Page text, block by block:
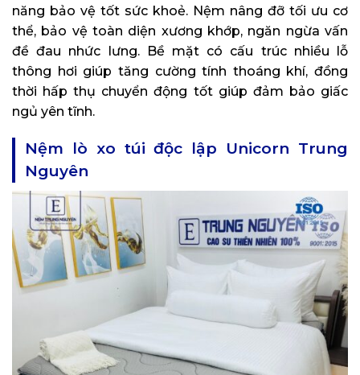
năng bảo vệ tốt sức khoẻ. Nệm nâng đỡ tối ưu cơ
thể, bảo vệ toàn diện xương khớp, ngăn ngừa vấn
đề đau nhức lưng. Bề mặt có cấu trúc nhiều lỗ
thông hơi giúp tăng cường tính thoáng khí, đồng
thời hấp thụ chuyển động tốt giúp đảm bảo giấc
ngủ yên tĩnh.
Nệm lò xo túi độc lập Unicorn Trung
Nguyên